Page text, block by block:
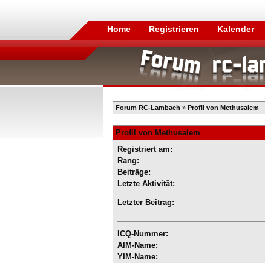
Home Registrieren Kalender
Forum RC-Lambach » Profil von Methusalem
Profil von Methusalem
Registriert am:
Rang:
Beiträge:
Letzte Aktivität:
Letzter Beitrag:
ICQ-Nummer:
AIM-Name:
YIM-Name: